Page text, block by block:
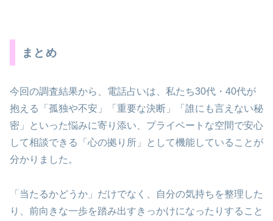
まとめ
今回の調査結果から、電話占いは、私たち30代・40代が
抱える「孤独や不安」「重要な決断」「誰にも言えない秘
密」といった悩みに寄り添い、プライベートな空間で安心
して相談できる「心の拠り所」として機能していることが
分かりました。
「当たるかどうか」だけでなく、自分の気持ちを整理した
り、前向きな一歩を踏み出すきっかけになったりすること